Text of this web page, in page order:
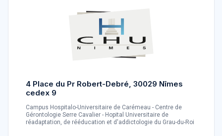
4 Place du Pr Robert-Debré, 30029 Nîmes
cedex 9
Campus Hospitalo-Universitaire de Carémeau - Centre de
Gérontologie Serre Cavalier - Hopital Universitaire de
réadaptation, de rééducation et d'addictologie du Grau-du-Roi